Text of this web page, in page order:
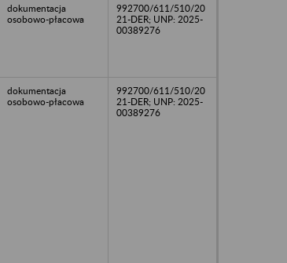
dokumentacja
osobowo-płacowa
992700/611/510/20
21-DER; UNP: 2025-
00389276
dokumentacja
osobowo-płacowa
992700/611/510/20
21-DER; UNP: 2025-
00389276